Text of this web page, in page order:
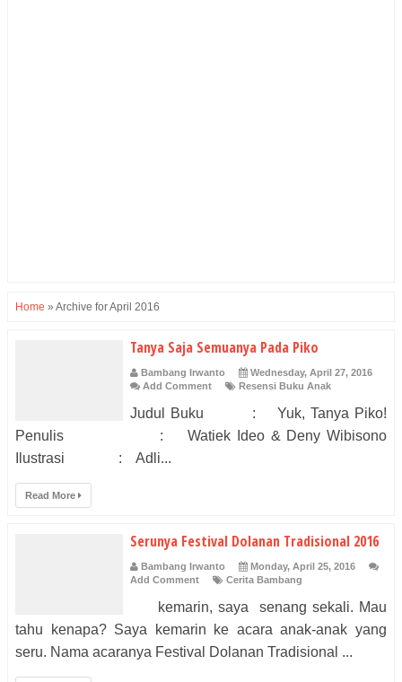
Home » Archive for April 2016
Tanya Saja Semuanya Pada Piko
Bambang Irwanto
Wednesday, April 27, 2016
Add Comment
Resensi Buku Anak
Judul Buku : Yuk, Tanya Piko!
Penulis : Watiek Ideo & Deny Wibisono
Ilustrasi : Adli...
Read More
Serunya Festival Dolanan Tradisional 2016
Bambang Irwanto
Monday, April 25, 2016
Add Comment
Cerita Bambang
kemarin, saya senang sekali. Mau
tahu kenapa? Saya kemarin ke acara anak-anak yang
seru. Nama acaranya Festival Dolanan Tradisional ...